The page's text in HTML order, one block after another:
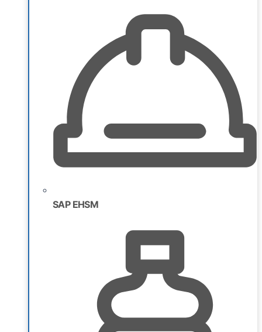
SAP EHSM